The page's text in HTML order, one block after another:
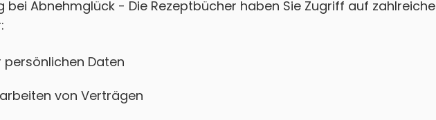
bei Abnehmglück - Die Rezeptbücher haben Sie Zugriff auf zahlreiche
Daten
von Verträgen